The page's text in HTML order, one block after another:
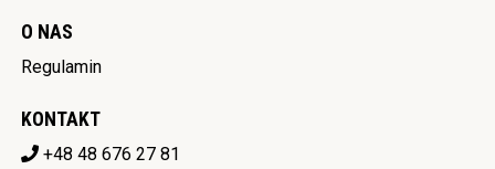
O NAS
Regulamin
KONTAKT
+48 48 676 27 81